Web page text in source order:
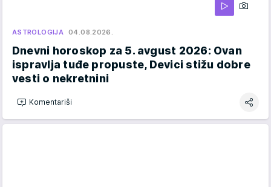
ASTROLOGIJA 04.08.2026.
Dnevni horoskop za 5. avgust 2026: Ovan
ispravlja tuđe propuste, Devici stižu dobre
vesti o nekretnini
Komentariši